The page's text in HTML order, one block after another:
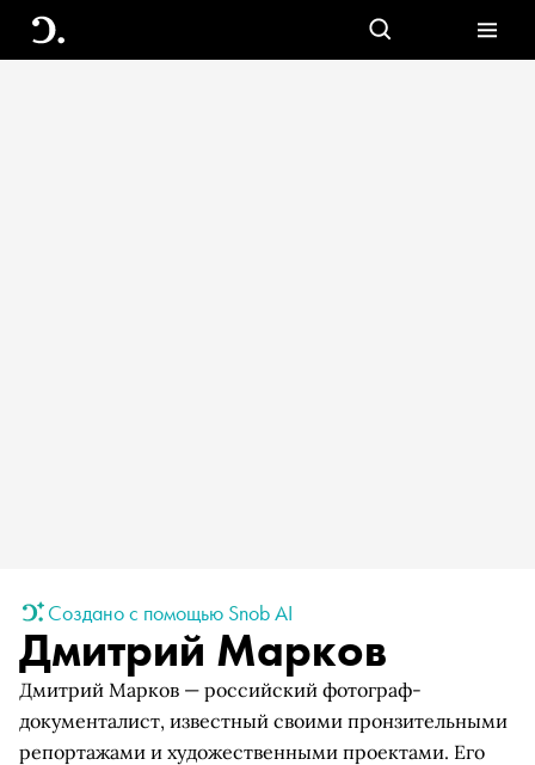
Создано с помощью Snob AI
Дмитрий Марков
Дмитрий Марков — российский фотограф-
документалист, известный своими пронзительными
репортажами и художественными проектами. Его